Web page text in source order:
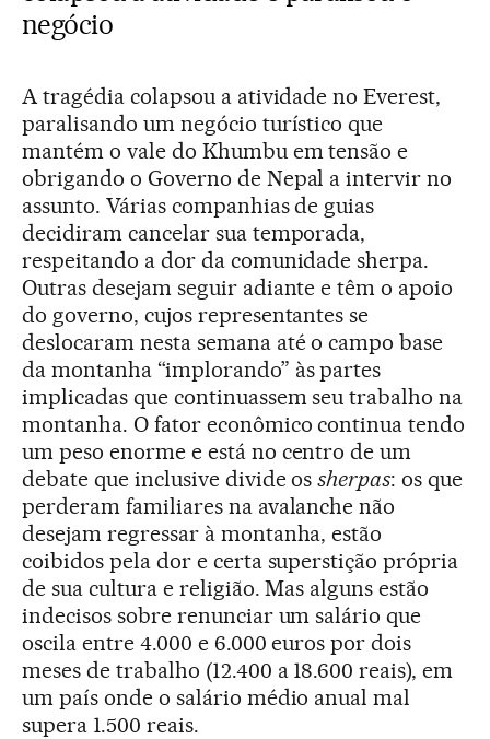
negócio
A tragédia colapsou a atividade no Everest,
paralisando um negócio turístico que
mantém o vale do Khumbu em tensão e
obrigando o Governo de Nepal a intervir no
assunto. Várias companhias de guias
decidiram cancelar sua temporada,
respeitando a dor da comunidade sherpa.
Outras desejam seguir adiante e têm o apoio
do governo, cujos representantes se
deslocaram nesta semana até o campo base
da montanha “implorando” às partes
implicadas que continuassem seu trabalho na
montanha. O fator econômico continua tendo
um peso enorme e está no centro de um
debate que inclusive divide ossherpas: os que
perderam familiares na avalanche não
desejam regressar à montanha, estão
coibidos pela dor e certa superstição própria
de sua cultura e religião. Mas alguns estão
indecisos sobre renunciar um salário que
oscila entre 4.000 e 6.000 euros por dois
meses de trabalho (12.400 a 18.600 reais), em
um país onde o salário médio anual mal
supera 1.500 reais.